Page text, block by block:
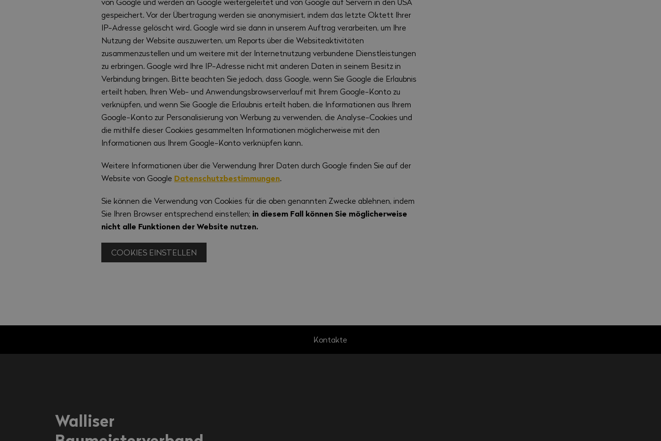
die Funktionsweise der Website zu verbessern.
gespeichert. Vor der Übertragung werden sie anonymisiert, indem das letzte Oktett Ihrer
IP-Adresse gelöscht wird. Google wird sie dann in unserem Auftrag verarbeiten, um Ihre
Nutzung der Website auszuwerten, um Reports über die Websiteaktivitäten
zusammenzustellen und um weitere mit der Internetnutzung verbundene Dienstleistungen
zu erbringen. Google wird Ihre IP-Adresse nicht mit anderen Daten in seinem Besitz in
Verbindung bringen. Bitte beachten Sie jedoch, dass Google, wenn Sie Google die Erlaubnis
erteilt haben, Ihren Web- und Anwendungsbrowserverlauf mit Ihrem Google-Konto zu
verknüpfen, und wenn Sie Google die Erlaubnis erteilt haben, die Informationen aus Ihrem
Google-Konto zur Personalisierung von Werbung zu verwenden, die Analyse-Cookies und
die mithilfe dieser Cookies gesammelten Informationen möglicherweise mit den
Informationen aus Ihrem Google-Konto verknüpfen kann.
Weitere Informationen über die Verwendung Ihrer Daten durch Google finden Sie auf der
Website von Google Datenschutzbestimmungen.
Sie können die Verwendung von Cookies für die oben genannten Zwecke ablehnen, indem
Sie Ihren Browser entsprechend einstellen; in diesem Fall können Sie möglicherweise
nicht alle Funktionen der Website nutzen.
COOKIES EINSTELLEN
Kontakte
Walliser